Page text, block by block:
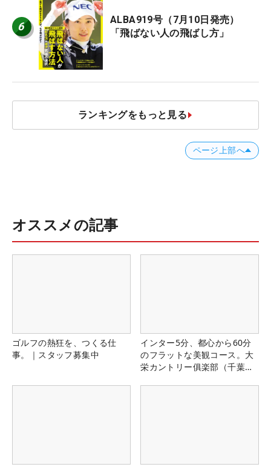
6
ALBA919号（7月10日発売）
「飛ばない人の飛ばし方」
ランキングをもっと見る
ページ上部へ
オススメの記事
ゴルフの熱狂を、つくる仕
事。｜スタッフ募集中
インター5分、都心から60分
のフラットな美観コース。大
栄カントリー俱楽部（千葉